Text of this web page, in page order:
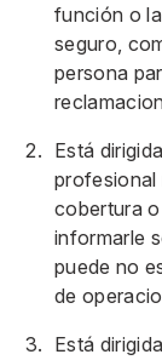
función o
seguro,
persona
Está
profesional
cobertura
informarle
puede no
de
Está